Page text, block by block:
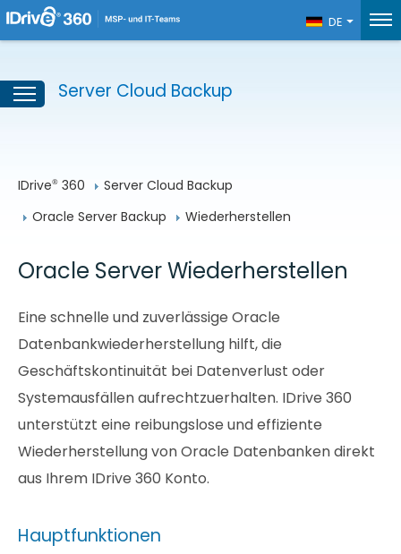
DE
Server Cloud Backup
IDrive® 360
Server Cloud Backup
Oracle Server Backup
Wiederherstellen
Oracle Server Wiederherstellen
Eine schnelle und zuverlässige Oracle
Datenbankwiederherstellung hilft, die
Geschäftskontinuität bei Datenverlust oder
Systemausfällen aufrechtzuerhalten. IDrive 360
unterstützt eine reibungslose und effiziente
Wiederherstellung von Oracle Datenbanken direkt
aus Ihrem IDrive 360 Konto.
Hauptfunktionen